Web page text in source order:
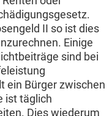
II so ist dies
Einige
sind bei
ein Bürger zwischen
ist täglich
Dies wiederum